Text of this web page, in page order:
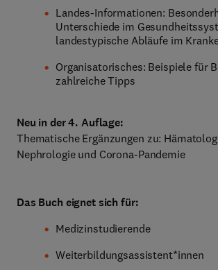
Landes-Informationen:
Unterschiede im
landestypische Abläufe im
Organisatorisches: Beispiele für
zahlreiche Tipps
Neu in der 4. Auflage:
Thematische Ergänzungen zu:
Nephrologie und Corona-Pandemie
Das Buch eignet sich für:
Medizinstudierende
Weiterbildungsassistent*innen